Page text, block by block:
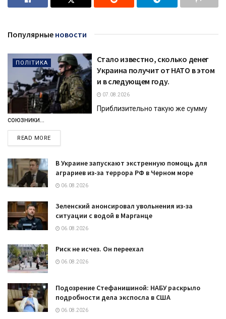
Популярные новости
ПОЛІТИКА
Стало известно, сколько денег
Украина получит от НАТО в этом
и в следующем году.
07.08.2026
Приблизительно такую же сумму
союзники...
READ MOREDETAILS
В Украине запускают экстренную помощь для
аграриев из-за террора РФ в Черном море
06.08.2026
Зеленский анонсировал увольнения из-за
ситуации с водой в Марганце
06.08.2026
Риск не исчез. Он переехал
06.08.2026
Подозрение Стефанишиной: НАБУ раскрыло
подробности дела экспосла в США
06.08.2026